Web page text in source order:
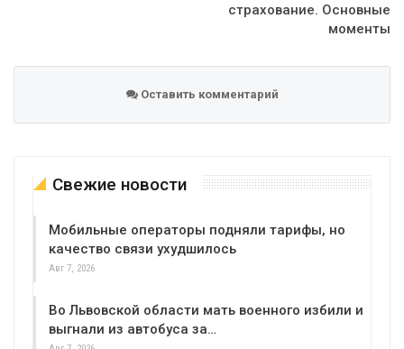
страхование. Основные
моменты
Оставить комментарий
Свежие новости
Мобильные операторы подняли тарифы, но
качество связи ухудшилось
Авг 7, 2026
Во Львовской области мать военного избили и
выгнали из автобуса за…